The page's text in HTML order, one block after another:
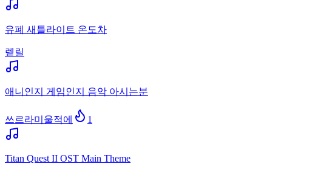
유폐 새틀라이트 온도차
렡릴
애니인지 게임인지 음악 아시는분
쓰르라미울적에 1
Titan Quest II OST Main Theme